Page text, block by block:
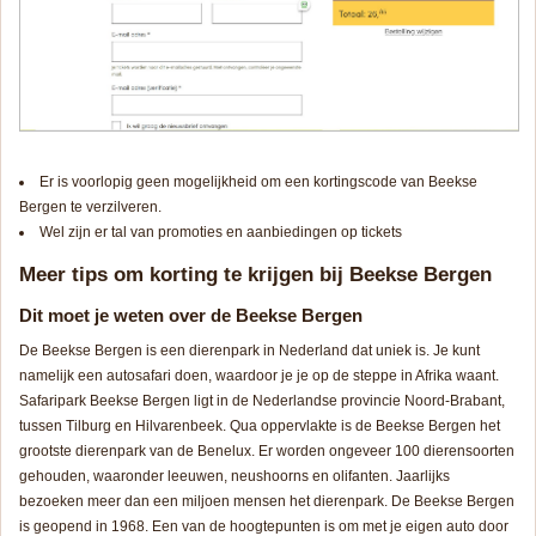
Er is voorlopig geen mogelijkheid om een kortingscode van Beekse
Bergen te verzilveren.
Wel zijn er tal van promoties en aanbiedingen op tickets
Meer tips om korting te krijgen bij Beekse Bergen
Dit moet je weten over de Beekse Bergen
De Beekse Bergen is een dierenpark in Nederland dat uniek is. Je kunt
namelijk een autosafari doen, waardoor je je op de steppe in Afrika waant.
Safaripark Beekse Bergen ligt in de Nederlandse provincie Noord-Brabant,
tussen Tilburg en Hilvarenbeek. Qua oppervlakte is de Beekse Bergen het
grootste dierenpark van de Benelux. Er worden ongeveer 100 dierensoorten
gehouden, waaronder leeuwen, neushoorns en olifanten. Jaarlijks
bezoeken meer dan een miljoen mensen het dierenpark. De Beekse Bergen
is geopend in 1968. Een van de hoogtepunten is om met je eigen auto door